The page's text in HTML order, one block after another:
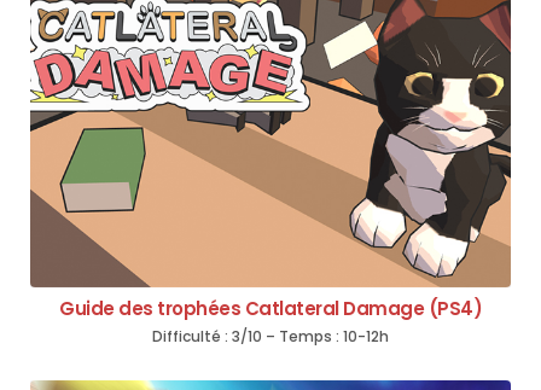
Guide des trophées Catlateral Damage (PS4)
Difficulté : 3/10 – Temps : 10-12h